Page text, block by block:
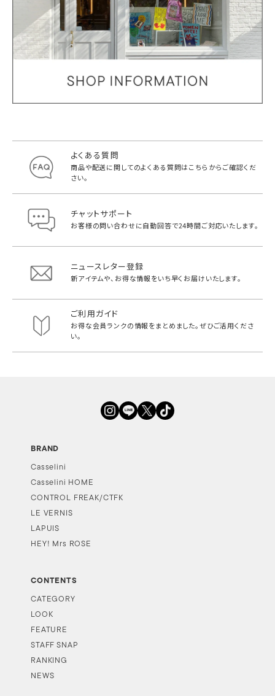
よくある質問
商品や配送に関してのよくある質問はこちらからご確認くだ
さい。
チャットサポート
お客様の問い合わせに自動回答で24時間ご対応いたします。
ニュースレター登録
新アイテムや、お得な情報をいち早く お届けいたします。
ご利用ガイド
お得な会員ランクの情報をまとめました。ぜひご活用くださ
い。
BRAND
Casselini
Casselini HOME
CONTROL FREAK/CTFK
LE VERNIS
LAPUIS
HEY! Mrs ROSE
CONTENTS
CATEGORY
LOOK
FEATURE
STAFF SNAP
RANKING
NEWS